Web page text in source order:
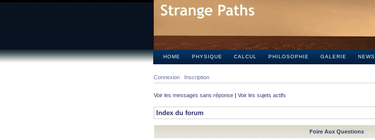
HOME PHYSIQUE CALCUL PHILOSOPHIE GALERIE NEWS
Connexion Inscription
Voir les messages sans réponse | Voir les sujets actifs
Index du forum
Foire Aux Questions